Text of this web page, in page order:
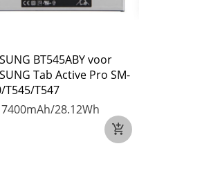
BT545ABY voor
Tab Active Pro SM-
T545/T547
7400mAh/28.12Wh